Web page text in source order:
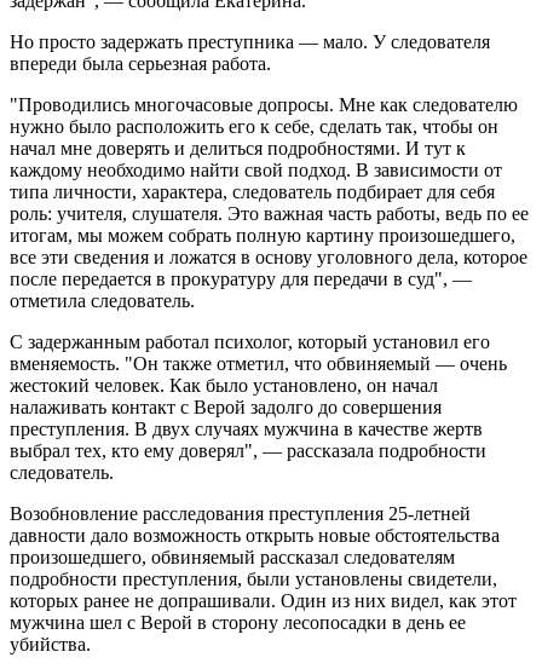
Но просто задержать преступника — мало. У следователя
впереди была серьезная работа.
"Проводились многочасовые допросы. Мне как следователю
нужно было расположить его к себе, сделать так, чтобы он
начал мне доверять и делиться подробностями. И тут к
каждому необходимо найти свой подход. В зависимости от
типа личности, характера, следователь подбирает для себя
роль: учителя, слушателя. Это важная часть работы, ведь по ее
итогам, мы можем собрать полную картину произошедшего,
все эти сведения и ложатся в основу уголовного дела, которое
после передается в прокуратуру для передачи в суд", —
отметила следователь.
С задержанным работал психолог, который установил его
вменяемость. "Он также отметил, что обвиняемый — очень
жестокий человек. Как было установлено, он начал
налаживать контакт с Верой задолго до совершения
преступления. В двух случаях мужчина в качестве жертв
выбрал тех, кто ему доверял", — рассказала подробности
следователь.
Возобновление расследования преступления 25-летней
давности дало возможность открыть новые обстоятельства
произошедшего, обвиняемый рассказал следователям
подробности преступления, были установлены свидетели,
которых ранее не допрашивали. Один из них видел, как этот
мужчина шел с Верой в сторону лесопосадки в день ее
убийства.